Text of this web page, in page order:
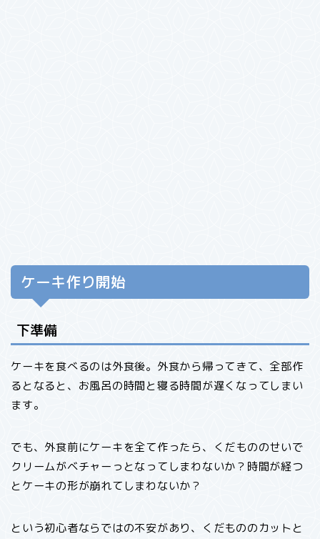
ケーキ作り開始
下準備
ケーキを食べるのは外食後。外食から帰ってきて、全部作
るとなると、お風呂の時間と寝る時間が遅くなってしまい
ます。
でも、外食前にケーキを全て作ったら、くだもののせいで
クリームがベチャーっとなってしまわないか？時間が経つ
とケーキの形が崩れてしまわないか？
という初心者ならではの不安があり、くだもののカットと